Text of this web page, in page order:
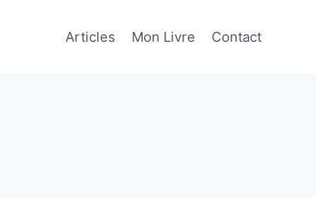
Articles Mon Livre Contact